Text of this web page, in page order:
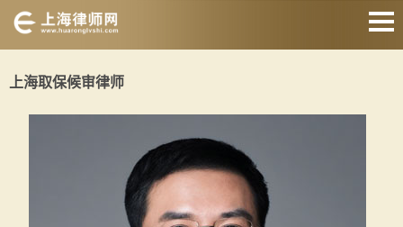
房产纠纷律师
合同纠纷律师
上海取保候审律师